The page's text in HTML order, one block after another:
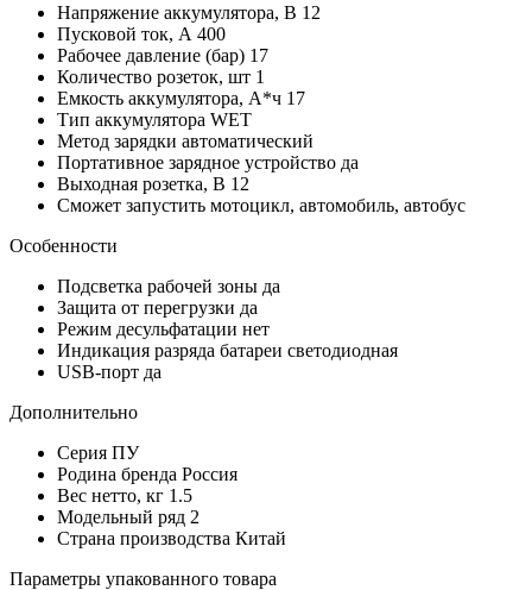
Напряжение аккумулятора, В 12
Пусковой ток, А 400
Рабочее давление (бар) 17
Количество розеток, шт 1
Емкость аккумулятора, А*ч 17
Тип аккумулятора WET
Метод зарядки автоматический
Портативное зарядное устройство да
Выходная розетка, В 12
Сможет запустить мотоцикл, автомобиль, автобус
Особенности
Подсветка рабочей зоны да
Защита от перегрузки да
Режим десульфатации нет
Индикация разряда батареи светодиодная
USB-порт да
Дополнительно
Серия ПУ
Родина бренда Россия
Вес нетто, кг 1.5
Модельный ряд 2
Страна производства Китай
Параметры упакованного товара